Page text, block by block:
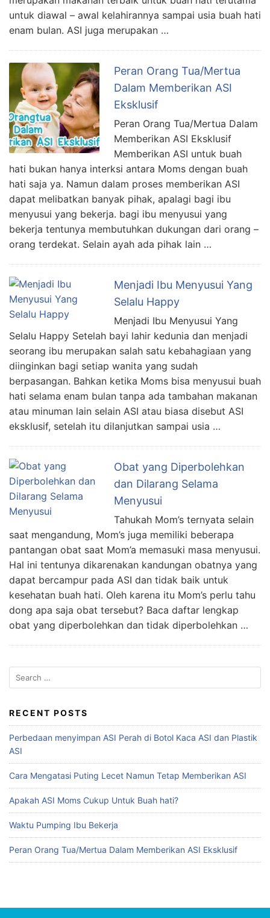
untuk diawal – awal kelahirannya sampai usia buah hati
enam bulan. ASI juga merupakan …
Peran Orang Tua/Mertua
Dalam Memberikan ASI
Eksklusif
Peran Orang Tua/Mertua Dalam
Memberikan ASI Eksklusif
Memberikan ASI untuk buah
hati bukan hanya interksi antara Moms dengan buah
hati saja ya. Namun dalam proses memberikan ASI
dapat melibatkan banyak pihak, apalagi bagi ibu
menyusui yang bekerja. bagi ibu menyusui yang
bekerja tentunya membutuhkan dukungan dari orang –
orang terdekat. Selain ayah ada pihak lain …
Menjadi Ibu Menyusui Yang
Selalu Happy
Menjadi Ibu Menyusui Yang
Selalu Happy Setelah bayi lahir kedunia dan menjadi
seorang ibu merupakan salah satu kebahagiaan yang
diinginkan bagi setiap wanita yang sudah
berpasangan. Bahkan ketika Moms bisa menyusui buah
hati selama enam bulan tanpa ada tambahan makanan
atau minuman lain selain ASI atau biasa disebut ASI
eksklusif, setelah itu dilanjutkan sampai usia …
Obat yang Diperbolehkan
dan Dilarang Selama
Menyusui
Tahukah Mom’s ternyata selain
saat mengandung, Mom’s juga memiliki beberapa
pantangan obat saat Mom’a memasuki masa menyusui.
Hal ini tentunya dikarenakan kandungan obatnya yang
dapat bercampur pada ASI dan tidak baik untuk
kesehatan buah hati. Oleh karena itu Mom’s perlu tahu
dong apa saja obat tersebut? Baca daftar lengkap
obat yang diperbolehkan dan tidak diperbolehkan …
RECENT POSTS
Perbedaan menyimpan ASI Perah di Botol Kaca ASI dan Plastik
ASI
Cara Mengatasi Puting Lecet Namun Tetap Memberikan ASI
Apakah ASI Moms Cukup Untuk Buah hati?
Waktu Pumping Ibu Bekerja
Peran Orang Tua/Mertua Dalam Memberikan ASI Eksklusif